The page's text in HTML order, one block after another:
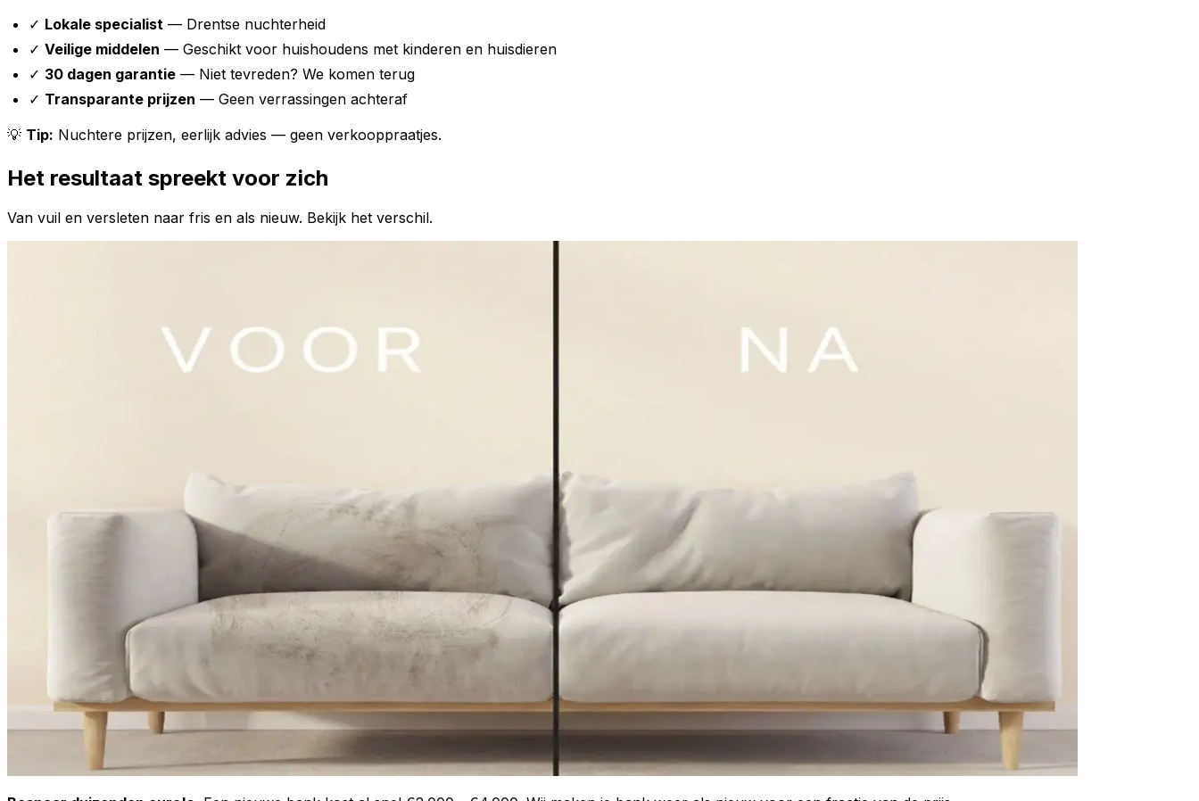
✓ Lokale specialist — Drentse nuchterheid
✓ Veilige middelen — Geschikt voor huishoudens met kinderen en huisdieren
✓ 30 dagen garantie — Niet tevreden? We komen terug
✓ Transparante prijzen — Geen verrassingen achteraf
💡 Tip: Nuchtere prijzen, eerlijk advies — geen verkooppraatjes.
Het resultaat spreekt voor zich
Van vuil en versleten naar fris en als nieuw. Bekijk het verschil.